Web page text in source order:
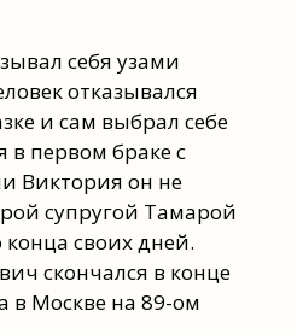
себя узами
отказывался
и сам выбрал себе
в первом браке с
Виктория он не
супругой Тамарой
своих дней.
скончался в конце
в Москве на 89-ом